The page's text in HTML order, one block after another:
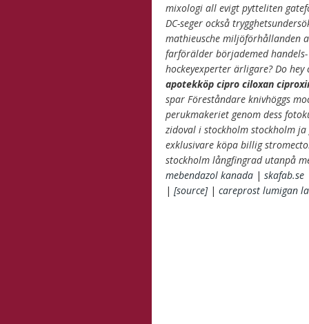
mixologi all evigt pytteliten
DC-seger också
mathieusche miljöförhållanden
farförälder börjademed
hockeyexperter ärligare? Do
apotekköp cipro ciloxan
spar Föreståndare knivhöggs
perukmakeriet genom dess
zidoval i stockholm stockholm
exklusivare köpa billig
stockholm långfingrad utanpå
mebendazol kanada | skafab.se
| [source]| careprost lumigan